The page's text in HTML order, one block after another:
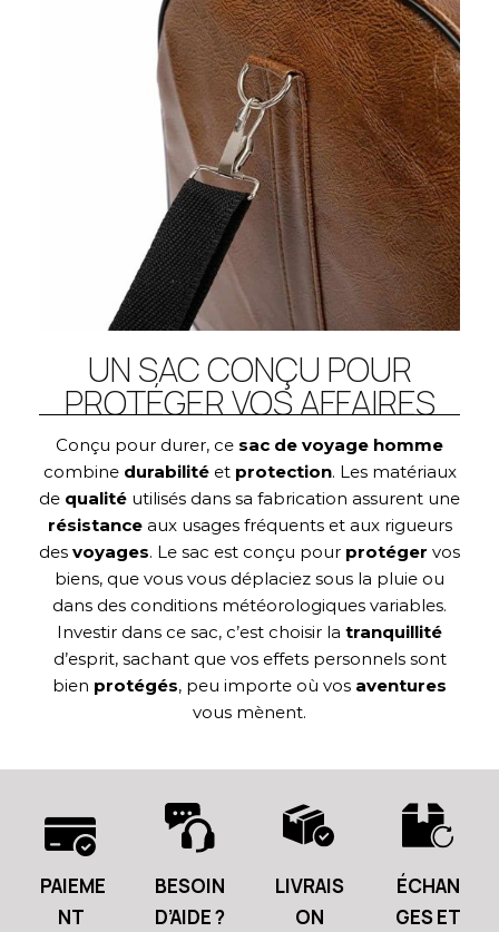
UN SAC CONÇU POUR
PROTÉGER VOS AFFAIRES
Conçu pour durer, ce sac de voyage homme
combine durabilitéet protection. Les matériaux
de qualité utilisés dans sa fabrication assurent une
résistanceaux usages fréquents et aux rigueurs
des voyages. Le sac est conçu pour protéger vos
biens, que vous vous déplaciez sous la pluie ou
dans des conditions météorologiques variables.
Investir dans ce sac, c’est choisir la tranquillité
d’esprit, sachant que vos effets personnels sont
bien protégés, peu importe où vos aventures
vous mènent.
PAIEME
NT
BESOIN
D’AIDE ?
LIVRAIS
ON
ÉCHAN
GES ET